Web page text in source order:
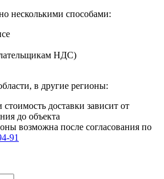
несколькими способами:
НДС)
в другие регионы:
доставки зависит от
до объекта
возможна после согласования по
91